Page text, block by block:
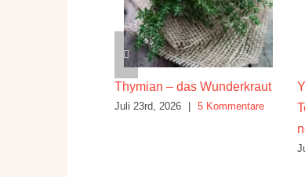
Thymian – das Wunderkraut
Juli 23rd, 2026 5 Kommentare